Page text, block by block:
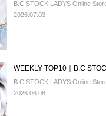
B.C STOCK LADYS Online
2026.07.03
WEEKLY TOP10｜B.C
B.C STOCK LADYS Online
2026.06.08